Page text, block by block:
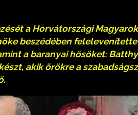
a Horvátországi
beszédében
a baranyai hősöket:
akik örökre a